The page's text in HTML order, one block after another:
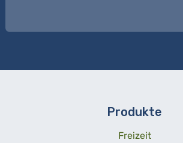
Produkte
Freizeit